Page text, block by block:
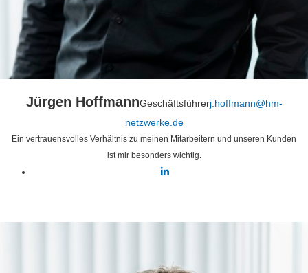
Jürgen HoffmannGeschäftsführerj.hoffmann@hm-
netzwerke.de
Ein vertrauensvolles Verhältnis zu meinen Mitarbeitern und unseren Kunden
ist mir besonders wichtig.